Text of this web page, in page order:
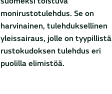
monirustotulehdus. Se on
harvinainen, tulehduksellinen
yleissairaus, jolle on tyypillistä
rustokudoksen tulehdus eri
puolilla elimistöä.